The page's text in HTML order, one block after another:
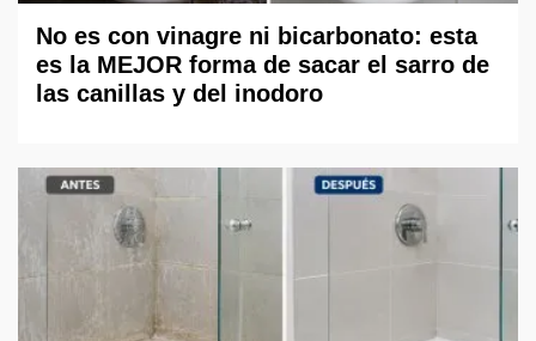
No es con vinagre ni bicarbonato: esta
es la MEJOR forma de sacar el sarro de
las canillas y del inodoro